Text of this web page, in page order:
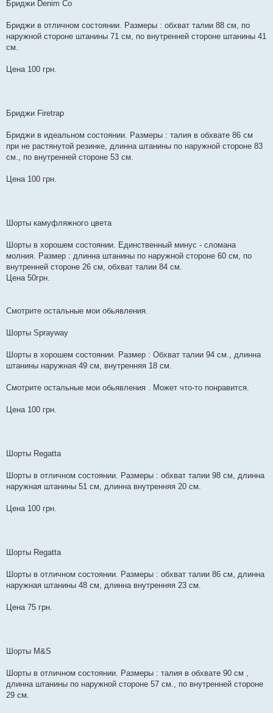
Бриджи Denim Co
Бриджи в отличном состоянии. Размеры : обхват талии 88 см, по
наружной стороне штанины 71 см, по внутренней стороне штанины 41
см.
Цена 100 грн.
Бриджи Firetrap
Бриджи в идеальном состоянии. Размеры : талия в обхвате 86 см
при не растянутой резинке, длинна штанины по наружной стороне 83
см., по внутренней стороне 53 см.
Цена 100 грн.
Шорты камуфляжного цвета
Шорты в хорошем состоянии. Единственный минус - сломана
молния. Размер : длинна штанины по наружной стороне 60 см, по
внутренней стороне 26 см, обхват талии 84 см.
Цена 50грн.
Смотрите остальные мои обьявления.
Шорты Sprayway
Шорты в хорошем состоянии. Размер : Обхват талии 94 см., длинна
штанины наружная 49 см, внутренняя 18 см.
Смотрите остальные мои обьявления . Может что-то понравится.
Цена 100 грн.
Шорты Regatta
Шорты в отличном состоянии. Размеры : обхват талии 98 см, длинна
наружная штанины 51 см, длинна внутренняя 20 см.
Цена 100 грн.
Шорты Regatta
Шорты в отличном состоянии. Размеры : обхват талии 86 см, длинна
наружная штанины 48 см, длинна внутренняя 23 см.
Цена 75 грн.
Шорты M&S
Шорты в отличном состоянии. Размеры : талия в обхвате 90 см ,
длинна штанины по наружной стороне 57 см., по внутренней стороне
29 см.